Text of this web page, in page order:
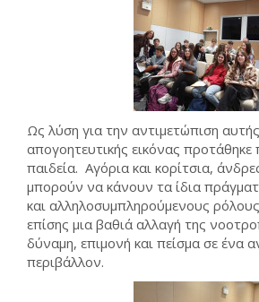
Ως λύση για την αντιμετώπιση
απογοητευτικής εικόνας
παιδεία. Αγόρια και κορίτσια,
μπορούν να κάνουν τα ίδια
και αλληλοσυμπληρούμενους
επίσης μια βαθιά αλλαγή της
δύναμη, επιμονή και πείσμα σε ένα
περιβάλλον.